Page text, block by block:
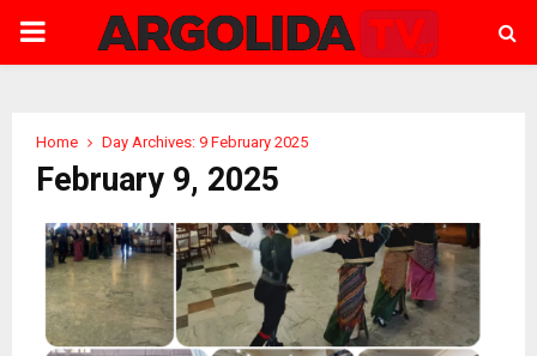
PRIMARY
Home Day Archives: 9 February 2025
February 9, 2025